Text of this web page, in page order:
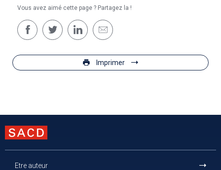
Vous avez aimé cette page ? Partagez la !
Imprimer
Etre auteur